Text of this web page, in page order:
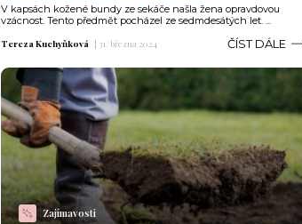
V kapsách kožené bundy ze sekáče našla žena opravdovou
vzácnost. Tento předmět pocházel ze sedmdesátých let. ...
Tereza Kuchyňková | 31. března 2024 ČÍST DÁLE
Zajímavosti